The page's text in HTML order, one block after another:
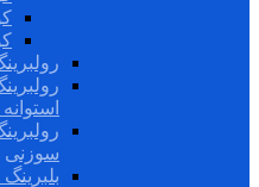
سوزنی